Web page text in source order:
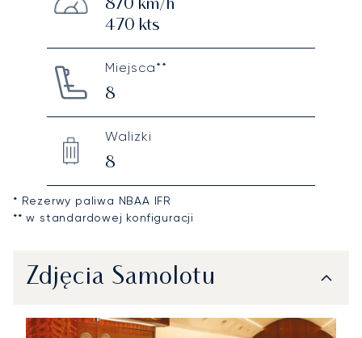
870 km/h
470 kts
Miejsca**
8
Walizki
8
* Rezerwy paliwa NBAA IFR
** w standardowej konfiguracji
Zdjęcia Samolotu